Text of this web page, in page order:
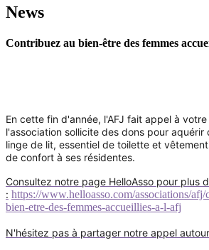
News
Contribuez au bien-être des femmes
En cette fin d'année, l'AFJ fait appel à
l'association sollicite des dons pour aquérir
linge de lit, essentiel de toilette et
de confort à ses résidentes.
Consultez notre page HelloAsso pour plus
: https://www.helloasso.com/associations/
bien-etre-des-femmes-accueillies-a-l-afj
N'hésitez pas à partager notre appel